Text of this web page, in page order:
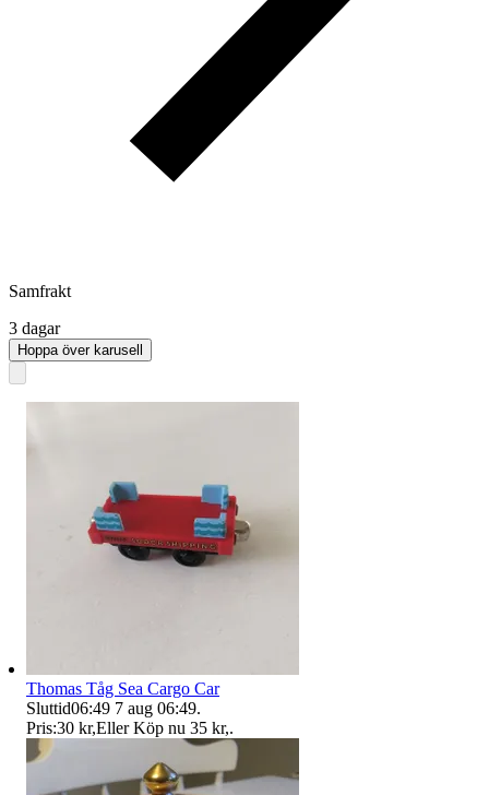
Samfrakt
3 dagar
Hoppa över karusell
Thomas Tåg Sea Cargo Car
Sluttid06:49 7 aug 06:49.
Pris:30 kr,Eller Köp nu 35 kr,.